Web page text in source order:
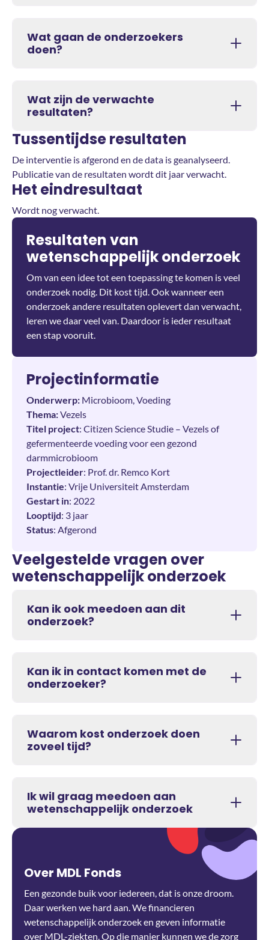
Wat gaan de onderzoekers
doen?
Wat zijn de verwachte
resultaten?
Tussentijdse resultaten
De interventie is afgerond en de data is geanalyseerd.
Publicatie van de resultaten wordt dit jaar verwacht.
Het eindresultaat
Wordt nog verwacht.
Resultaten van
wetenschappelijk onderzoek
Om van een idee tot een toepassing te komen is veel
onderzoek nodig. Dit kost tijd. Ook wanneer een
onderzoek andere resultaten oplevert dan verwacht,
leren we daar veel van. Daardoor is ieder resultaat
een stap vooruit.
Projectinformatie
Onderwerp: Microbioom, Voeding
Thema:Vezels
Titel project: Citizen Science Studie – Vezels of
gefermenteerde voeding voor een gezond
darmmicrobioom
Projectleider: Prof. dr. Remco Kort
Instantie: Vrije Universiteit Amsterdam
Gestart in: 2022
Looptijd: 3 jaar
Status: Afgerond
Veelgestelde vragen over
wetenschappelijk onderzoek
Kan ik ook meedoen aan dit
onderzoek?
Kan ik in contact komen met de
onderzoeker?
Waarom kost onderzoek doen
zoveel tijd?
Ik wil graag meedoen aan
wetenschappelijk onderzoek
Over MDL Fonds
Een gezonde buik voor iedereen, dat is onze droom.
Daar werken we hard aan. We financieren
wetenschappelijk onderzoek en geven informatie
over MDL-ziekten. Op die manier kunnen we de zorg